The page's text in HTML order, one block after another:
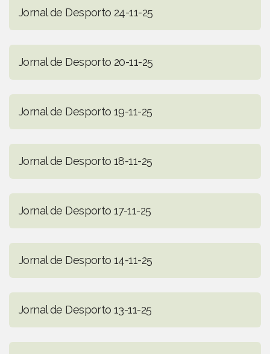
Jornal de Desporto 24-11-25
Jornal de Desporto 20-11-25
Jornal de Desporto 19-11-25
Jornal de Desporto 18-11-25
Jornal de Desporto 17-11-25
Jornal de Desporto 14-11-25
Jornal de Desporto 13-11-25